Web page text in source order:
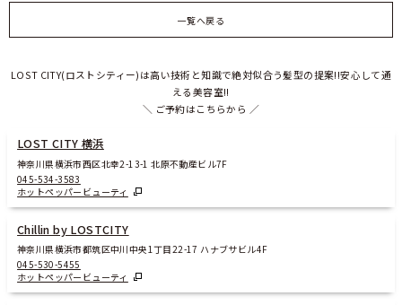
一覧へ戻る
LOST CITY(ロストシティー)は高い技術と知識で絶対似合う髪型の提案!!安心して通
える美容室!!
＼ ご予約はこちらから ／
LOST CITY 横浜
神奈川県横浜市西区北幸2-13-1 北原不動産ビル7F
045-534-3583
ホットペッパービューティ
Chillin by LOSTCITY
神奈川県横浜市都筑区中川中央1丁目22-17 ハナブサビル4F
045-530-5455
ホットペッパービューティ